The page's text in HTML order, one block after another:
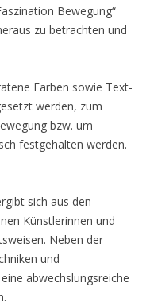
Bewegung“
zu betrachten und
Farben sowie Text-
werden, zum
bzw. um
festgehalten werden.
sich aus den
Künstlerinnen und
Neben der
und
abwechslungsreiche